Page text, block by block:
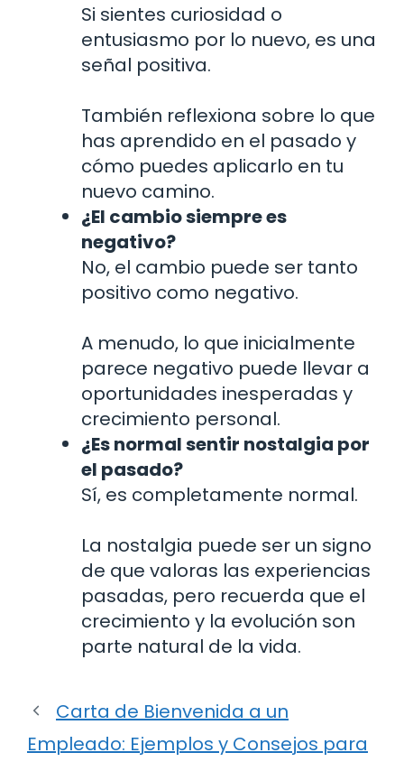
Si sientes curiosidad o
entusiasmo por lo nuevo, es una
señal positiva.
También reflexiona sobre lo que
has aprendido en el pasado y
cómo puedes aplicarlo en tu
nuevo camino.
¿El cambio siempre es
negativo?
No, el cambio puede ser tanto
positivo como negativo.
A menudo, lo que inicialmente
parece negativo puede llevar a
oportunidades inesperadas y
crecimiento personal.
¿Es normal sentir nostalgia por
el pasado?
Sí, es completamente normal.
La nostalgia puede ser un signo
de que valoras las experiencias
pasadas, pero recuerda que el
crecimiento y la evolución son
parte natural de la vida.
Carta de Bienvenida a un
Empleado: Ejemplos y Consejos para